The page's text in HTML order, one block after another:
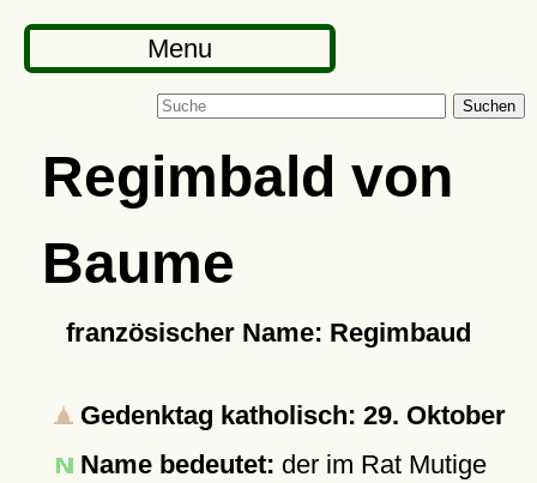
Menu
Suchen
Regimbald von
Baume
französischer Name: Regimbaud
Gedenktag katholisch: 29. Oktober
Name bedeutet: der im Rat Mutige